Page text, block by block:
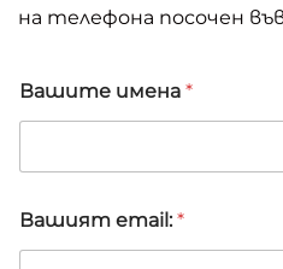
на телефона посочен
р
т
л
*
*
Вашите имена *
Вашият email: *